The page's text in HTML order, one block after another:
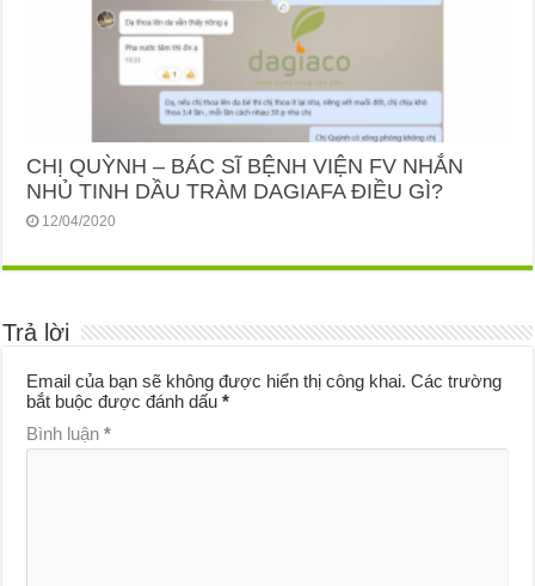
CHỊ QUỲNH – BÁC SĨ BỆNH VIỆN FV NHẮN
NHỦ TINH DẦU TRÀM DAGIAFA ĐIỀU GÌ?
12/04/2020
Trả lời
Email của bạn sẽ không được hiển thị công khai. Các trường
bắt buộc được đánh dấu*
Bình luận*